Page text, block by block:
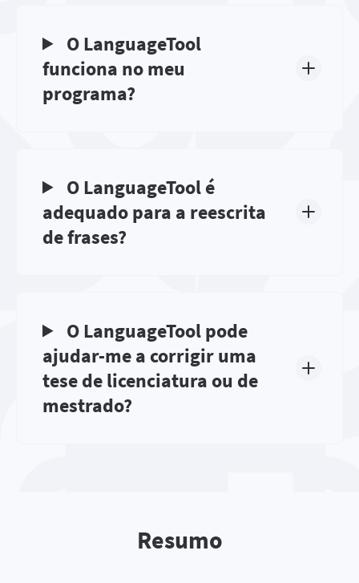
O LanguageTool
funciona no meu
programa?
O LanguageTool é
adequado para a reescrita
de frases?
O LanguageTool pode
ajudar-me a corrigir uma
tese de licenciatura ou de
mestrado?
Resumo